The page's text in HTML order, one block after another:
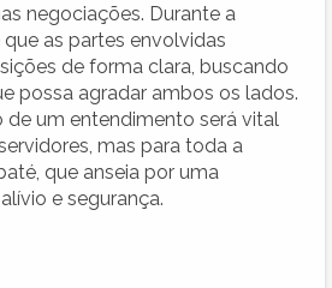
negociações. Durante a
as partes envolvidas
de forma clara, buscando
possa agradar ambos os lados.
de um entendimento será vital
mas para toda a
que anseia por uma
e segurança.